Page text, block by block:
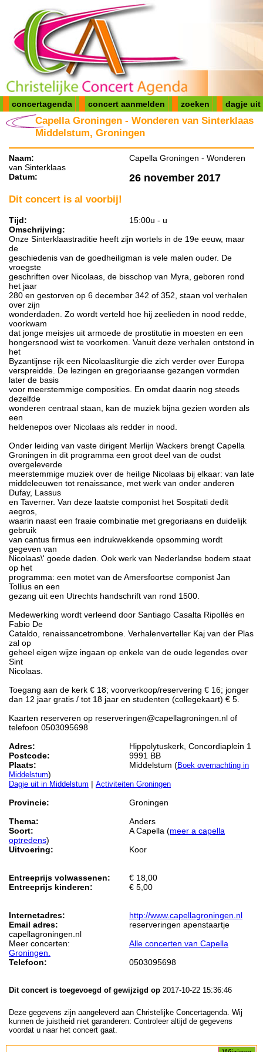
concertagenda concert aanmelden zoeken dagje uit
Capella Groningen - Wonderen van Sinterklaas
Middelstum, Groningen
Naam:
Capella Groningen - Wonderen
van Sinterklaas
Datum:
26 november 2017
Dit concert is al voorbij!
Tijd:
15:00u - u
Omschrijving:
Onze Sinterklaastraditie heeft zijn wortels in de 19e eeuw, maar
de
geschiedenis van de goedheiligman is vele malen ouder. De
vroegste
geschriften over Nicolaas, de bisschop van Myra, geboren rond
het jaar
280 en gestorven op 6 december 342 of 352, staan vol verhalen
over zijn
wonderdaden. Zo wordt verteld hoe hij zeelieden in nood redde,
voorkwam
dat jonge meisjes uit armoede de prostitutie in moesten en een
hongersnood wist te voorkomen. Vanuit deze verhalen ontstond in
het
Byzantijnse rijk een Nicolaasliturgie die zich verder over Europa
verspreidde. De lezingen en gregoriaanse gezangen vormden
later de basis
voor meerstemmige composities. En omdat daarin nog steeds
dezelfde
wonderen centraal staan, kan de muziek bijna gezien worden als
een
heldenepos over Nicolaas als redder in nood.
Onder leiding van vaste dirigent Merlijn Wackers brengt Capella
Groningen in dit programma een groot deel van de oudst
overgeleverde
meerstemmige muziek over de heilige Nicolaas bij elkaar: van late
middeleeuwen tot renaissance, met werk van onder anderen
Dufay, Lassus
en Taverner. Van deze laatste componist het Sospitati dedit
aegros,
waarin naast een fraaie combinatie met gregoriaans en duidelijk
gebruik
van cantus firmus een indrukwekkende opsomming wordt
gegeven van
Nicolaas\' goede daden. Ook werk van Nederlandse bodem staat
op het
programma: een motet van de Amersfoortse componist Jan
Tollius en een
gezang uit een Utrechts handschrift van rond 1500.
Medewerking wordt verleend door Santiago Casalta Ripollés en
Fabio De
Cataldo, renaissancetrombone. Verhalenverteller Kaj van der Plas
zal op
geheel eigen wijze ingaan op enkele van de oude legendes over
Sint
Nicolaas.
Toegang aan de kerk € 18; voorverkoop/reservering € 16; jonger
dan 12 jaar gratis / tot 18 jaar en studenten (collegekaart) € 5.
Kaarten reserveren op reserveringen@capellagroningen.nl of
telefoon 0503095698
Adres:
Hippolytuskerk, Concordiaplein 1
Postcode:
9991 BB
Plaats:
Middelstum (Boek overnachting in
Middelstum)
Dagje uit in Middelstum | Activiteiten Groningen
Provincie:
Groningen
Thema:
Anders
Soort:
A Capella (meer a capella
optredens)
Uitvoering:
Koor
Entreeprijs volwassenen:
€ 18,00
Entreeprijs kinderen:
€ 5,00
Internetadres:
http://www.capellagroningen.nl
Email adres:
reserveringen apenstaartje
capellagroningen.nl
Meer concerten:
Alle concerten van Capella
Groningen.
Telefoon:
0503095698
Dit concert is toegevoegd of gewijzigd op 2017-10-22 15:36:46
Deze gegevens zijn aangeleverd aan Christelijke Concertagenda. Wij
kunnen de juistheid niet garanderen: Controleer altijd de gegevens
voordat u naar het concert gaat.